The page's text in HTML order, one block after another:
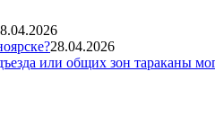
28.04.2026
или общих зон тараканы